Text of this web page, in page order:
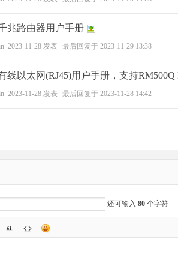
兆路由器用户手册
2023-11-28 发表 最后回复于 2023-11-29 13:38
线以太网(RJ45)用户手册，支持
2023-11-28 发表 最后回复于 2023-11-28 14:42
还可输入 80 个字符